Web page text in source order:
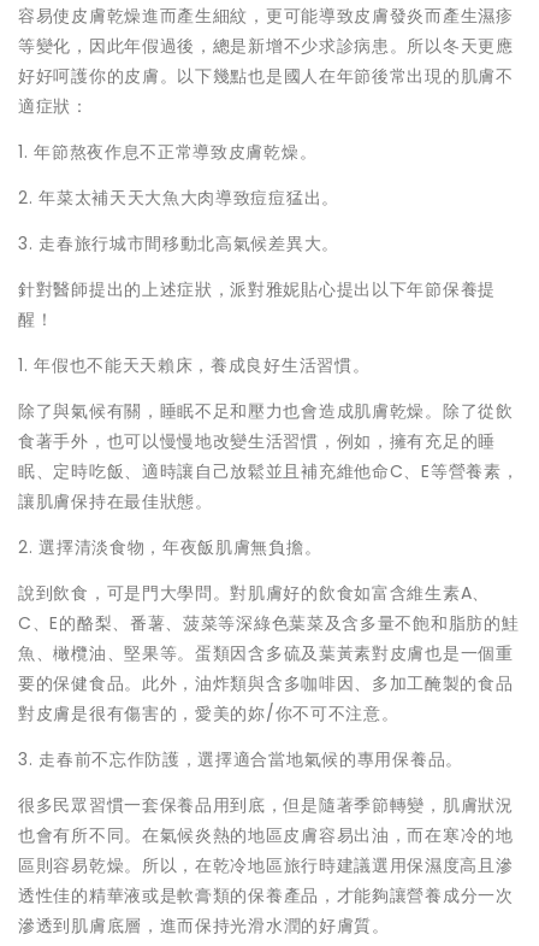
容易使皮膚乾燥進而產生細紋， 更可能導致皮膚發炎而產生濕疹
等變化，因此年假過後， 總是新增不少求診病患。所以冬天更應
好好呵護你的皮膚。 以下幾點也是國人在年節後常出現的肌膚不
適症狀：
1. 年節熬夜作息不正常導致皮膚乾燥。
2. 年菜太補天天大魚大肉導致痘痘猛出。
3. 走春旅行城市間移動北高氣候差異大。
針對醫師提出的上述症狀，派對雅妮貼心提出以下年節保養提
醒！
1. 年假也不能天天賴床，養成良好生活習慣。
除了與氣候有關，睡眠不足和壓力也會造成肌膚乾燥。 除了從飲
食著手外，也可以慢慢地改變生活習慣，例如， 擁有充足的睡
眠、定時吃飯、適時讓自己放鬆並且補充維他命C、E等營養素，
讓肌膚保持在最佳狀態。
2. 選擇清淡食物，年夜飯肌膚無負擔。
說到飲食，可是門大學問。對肌膚好的飲食如富含維生素A、
C、E的酪梨、番薯、菠菜等深綠色葉菜及含多量不飽和脂肪的鮭
魚、橄欖油、堅果等。蛋類因含多硫及葉黃素對皮膚也是一個重
要的保健食品。此外， 油炸類與含多咖啡因、多加工醃製的食品
對皮膚是很有傷害的， 愛美的妳/你不可不注意。
3. 走春前不忘作防護，選擇適合當地氣候的專用保養品。
很多民眾習慣一套保養品用到底，但是隨著季節轉變， 肌膚狀況
也會有所不同。在氣候炎熱的地區皮膚容易出油，而在寒冷的地
區則容易乾燥。所以， 在乾冷地區旅行時建議選用保濕度高且滲
透性佳的精華液或是軟膏類的保養產品，才能夠讓營養成分一次
滲透到肌膚底層， 進而保持光滑水潤的好膚質。